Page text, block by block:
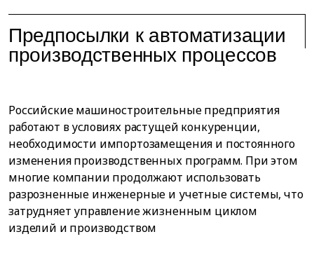
Предпосылки к автоматизации
производственных процессов
Российские машиностроительные предприятия
работают в условиях растущей конкуренции,
необходимости импортозамещения и постоянного
изменения производственных программ. При этом
многие компании продолжают использовать
разрозненные инженерные и учетные системы, что
затрудняет управление жизненным циклом
изделий и производством